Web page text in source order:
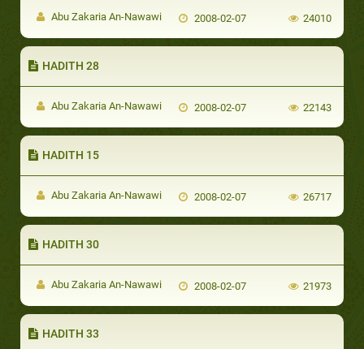
Abu Zakaria An-Nawawi 2008-02-07 24010
HADITH 28
Abu Zakaria An-Nawawi 2008-02-07 22143
HADITH 15
Abu Zakaria An-Nawawi 2008-02-07 26717
HADITH 30
Abu Zakaria An-Nawawi 2008-02-07 21973
HADITH 33